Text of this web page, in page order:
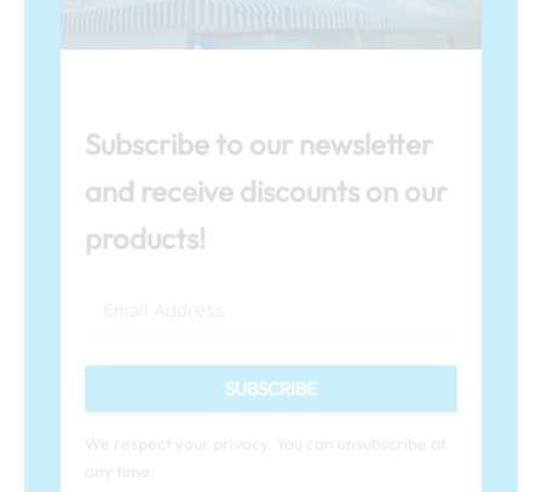
Subscribe to our newsletter
and receive discounts on our
products!
SUBSCRIBE